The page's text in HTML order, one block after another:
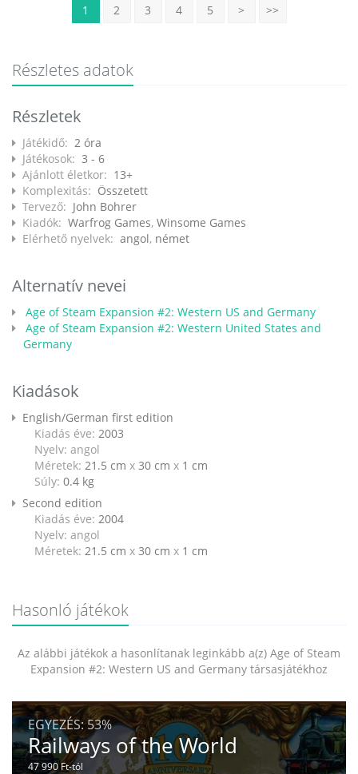
1 2 3 4 5 > >>
Részletes adatok
Részletek
Játékidő: 2 óra
Játékosok: 3 - 6
Ajánlott életkor: 13+
Komplexitás: Összetett
Tervező: John Bohrer
Kiadók: Warfrog Games, Winsome Games
Elérhető nyelvek: angol, német
Alternatív nevei
Age of Steam Expansion #2: Western US and Germany
Age of Steam Expansion #2: Western United States and
Germany
Kiadások
English/German first edition
Kiadás éve: 2003
Nyelv: angol
Méretek: 21.5 cm x 30 cm x 1 cm
Súly: 0.4 kg
Second edition
Kiadás éve: 2004
Nyelv: angol
Méretek: 21.5 cm x 30 cm x 1 cm
Hasonló játékok
Az alábbi játékok a hasonlítanak leginkább a(z) Age of Steam
Expansion #2: Western US and Germany társasjátékhoz
EGYEZÉS:53%
Railways of the World
47 990 Ft-tól